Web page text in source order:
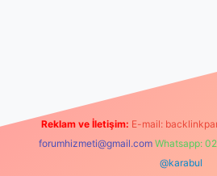
Reklam ve İletişim: E-mail:
forumhizmeti@gmail.com Whatsapp:
@karabul